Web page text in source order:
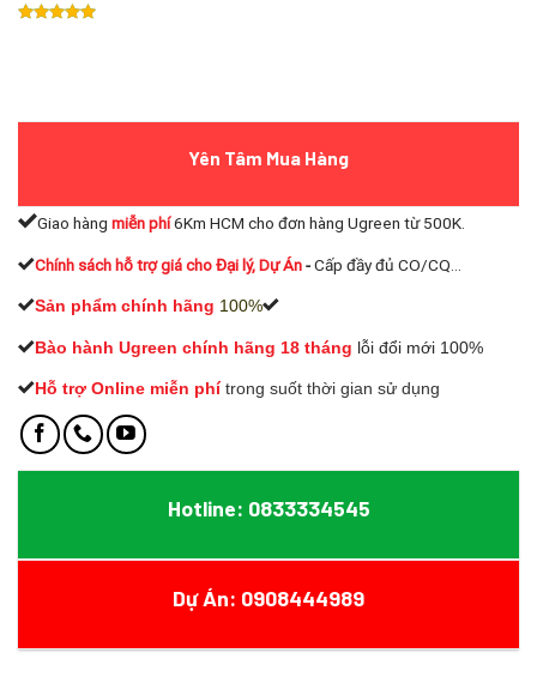
Yên Tâm Mua Hàng
Giao hàng miễn phí6Km HCM cho đơn hàng Ugreen từ 500K.
Chính sách hỗ trợ giá cho Đại lý, Dự Án-Cấp đầy đủ CO/CQ...
Sản phẩm chính hãng 100%
Bào hành Ugreen chính hãng 18 tháng lỗi đổi mới 100%
Hỗ trợ Online miễn phí trong suốt thời gian sử dụng
Hotline: 0833334545
Dự Án: 0908444989